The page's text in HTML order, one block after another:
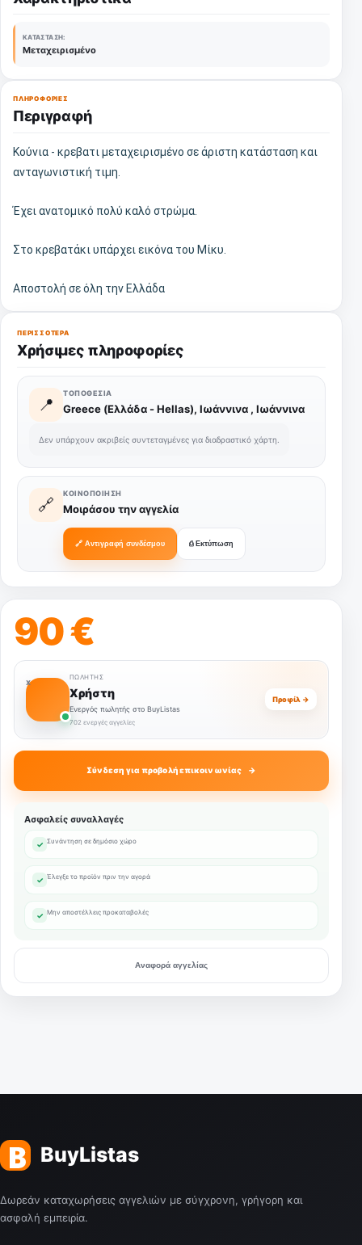
ΚΑΤΆΣΤΑΣΗ:
Μεταχειρισμένο
ΠΛΗΡΟΦΟΡΊΕΣ
Περιγραφή
Κούνια - κρεβατι μεταχειρισμένο σε άριστη κατάσταση και
ανταγωνιστική τιμη.
Έχει ανατομικό πολύ καλό στρώμα.
Στο κρεβατάκι υπάρχει εικόνα του Μίκυ.
Αποστολή σε όλη την Ελλάδα
ΠΕΡΙΣΣΌΤΕΡΑ
Χρήσιμες πληροφορίες
📍
ΤΟΠΟΘΕΣΊΑ
Greece (Ελλάδα - Hellas), Ιωάννινα , Ιωάννινα
Δεν υπάρχουν ακριβείς συντεταγμένες για διαδραστικό χάρτη.
🔗
ΚΟΙΝΟΠΟΊΗΣΗ
Μοιράσου την αγγελία
🔗 Αντιγραφή συνδέσμου ⎙ Εκτύπωση
90 €
Χ
ΠΩΛΗΤΉΣ
Χρήστη
Ενεργός πωλητής στο BuyListas
702 ενεργές αγγελίες
Προφίλ →
Σύνδεση για προβολή επικοινωνίας
Ασφαλείς συναλλαγές
✓ Συνάντηση σε δημόσιο χώρο
✓ Έλεγξε το προϊόν πριν την αγορά
✓ Μην αποστέλλεις προκαταβολές
Αναφορά αγγελίας
Δωρεάν καταχωρήσεις αγγελιών με σύγχρονη, γρήγορη και
ασφαλή εμπειρία.